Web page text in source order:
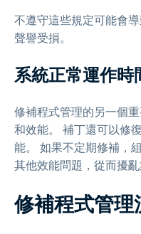
不遵守這些規定可能會
聲譽受損。
系統正常運作時
修補程式管理的另一個
和效能。 補丁還可以修
能。 如果不定期修補，
其他效能問題，從而擾亂
修補程式管理